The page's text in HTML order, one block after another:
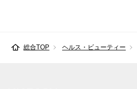
総合TOP ヘルス・ビューティー